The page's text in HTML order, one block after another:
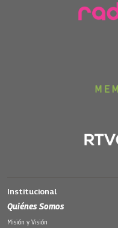
Institucional
Quiénes Somos
Misión y Visión